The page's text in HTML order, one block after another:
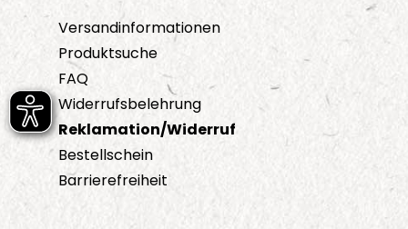
Versandinformationen
Produktsuche
FAQ
Widerrufsbelehrung
Reklamation/Widerruf
Bestellschein
Barrierefreiheit